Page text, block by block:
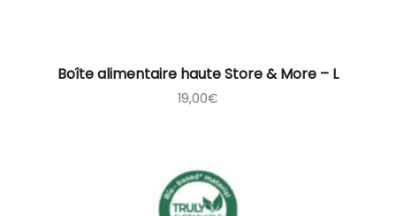
Boîte alimentaire haute Store & More – L
19,00€